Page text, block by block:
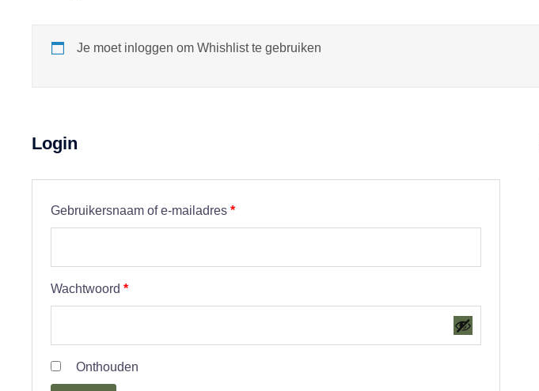
Je moet inloggen om Whishlist te gebruiken
Login
Gebruikersnaam of e-mailadres *Vereist
Wachtwoord *Vereist
Onthouden